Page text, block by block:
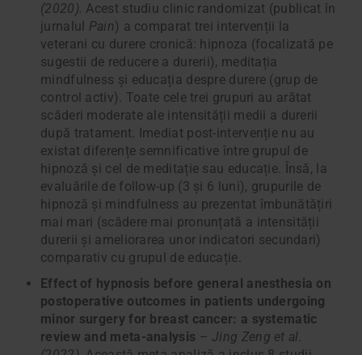
(2020). Acest studiu clinic randomizat (publicat în
jurnalul Pain) a comparat trei intervenții la
veterani cu durere cronică: hipnoza (focalizată pe
sugestii de reducere a durerii), meditația
mindfulness și educația despre durere (grup de
control activ). Toate cele trei grupuri au arătat
scăderi moderate ale intensității medii a durerii
după tratament. Imediat post-intervenție nu au
existat diferențe semnificative între grupul de
hipnoză și cel de meditație sau educație. Însă, la
evaluările de follow-up (3 și 6 luni), grupurile de
hipnoză și mindfulness au prezentat îmbunătățiri
mai mari (scădere mai pronunțată a intensității
durerii și ameliorarea unor indicatori secundari)
comparativ cu grupul de educație.
Effect of hypnosis before general anesthesia on
postoperative outcomes in patients undergoing
minor surgery for breast cancer: a systematic
review and meta-analysis –Jing Zeng et al.